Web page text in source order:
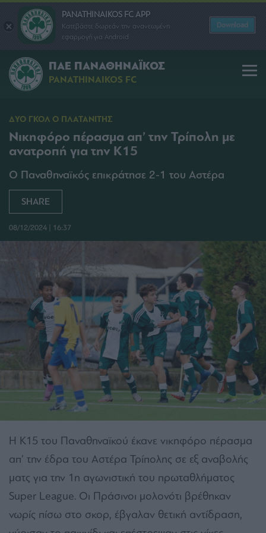
PANATHINAIKOS FC APP
Κατεβάστε δωρεάν την ανανεωμένη
εφαρμογή για Android
Download
ΠΑΕ ΠΑΝΑΘΗΝΑΪΚΟΣ
PANATHINAIKOS FC
ΔΥΟ ΓΚΟΛ Ο ΠΛΑΤΑΝΙΤΗΣ
Νικηφόρο πέρασμα απ’ την Τρίπολη με
ανατροπή για την Κ15
Ο Παναθηναϊκός επικράτησε 2-1 του Αστέρα
SHARE
08/12/2024 | 16:37
Η Κ15 του Παναθηναϊκού έκανε νικηφόρο πέρασμα
απ’ την έδρα του Αστέρα Τρίπολης σε εξ αναβολής
ματς για την 1η αγωνιστική του πρωταθλήματος
Super League. Oι Πράσινοι μολονότι βρέθηκαν
νωρίς πίσω στο σκορ, έβγαλαν θετική αντίδραση,